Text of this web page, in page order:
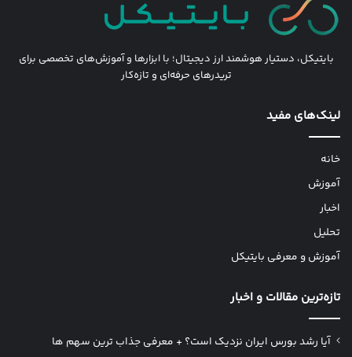
بایتیکل، دستیار هوشمند ارز دیجیتال؛ با ابزارها و آموزش‌های تخصصی برای
تریدرهای حرفه‌ای و تازه‌کار
لینک‌های مفید
خانه
آموزش
اخبار
تحلیل
آموزش و معرفی بایتیکل
تازه‌ترین مقالات و اخبار
آیا رشد بورس ایران نزدیک است؟ + معرفی جذاب ترین سهم ها